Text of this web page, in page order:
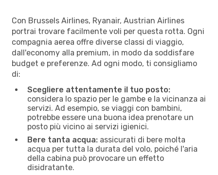
Con Brussels Airlines, Ryanair, Austrian Airlines
portrai trovare facilmente voli per questa rotta. Ogni
compagnia aerea offre diverse classi di viaggio,
dall'economy alla premium, in modo da soddisfare
budget e preferenze. Ad ogni modo, ti consigliamo
di:
Scegliere attentamente il tuo posto:
considera lo spazio per le gambe e la vicinanza ai
servizi. Ad esempio, se viaggi con bambini,
potrebbe essere una buona idea prenotare un
posto più vicino ai servizi igienici.
Bere tanta acqua: assicurati di bere molta
acqua per tutta la durata del volo, poiché l'aria
della cabina può provocare un effetto
disidratante.